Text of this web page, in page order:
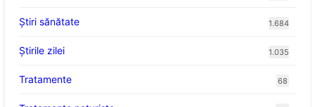
Ştiri sănătate 1.684
Știrile zilei 1.035
Tratamente 68